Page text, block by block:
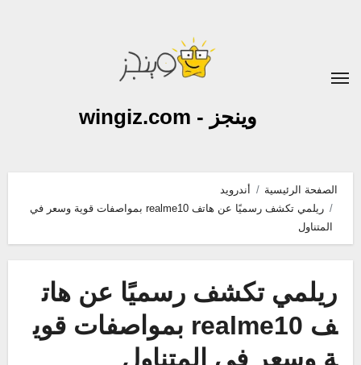
وينجز - wingiz.com
الصفحة الرئيسية
أندرويد
ريلمي تكشف رسميًا عن هاتف realme10 بمواصفات قوية وسعر في
المتناول
ريلمي تكشف رسميًا عن هات
ف realme10 بمواصفات قوي
ة وسعر في المتناول